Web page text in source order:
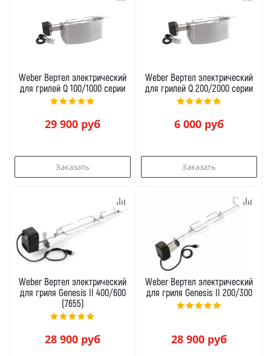
Weber Вертел электрический
для грилей Q 100/1000 серии
29 900 руб
Заказать
Weber Вертел электрический
для грилей Q 200/2000 серии
6 000 руб
Заказать
Weber Вертел электрический
для гриля Genesis II 400/600
(7655)
28 900 руб
Weber Вертел электрический
для гриля Genesis II 200/300
28 900 руб